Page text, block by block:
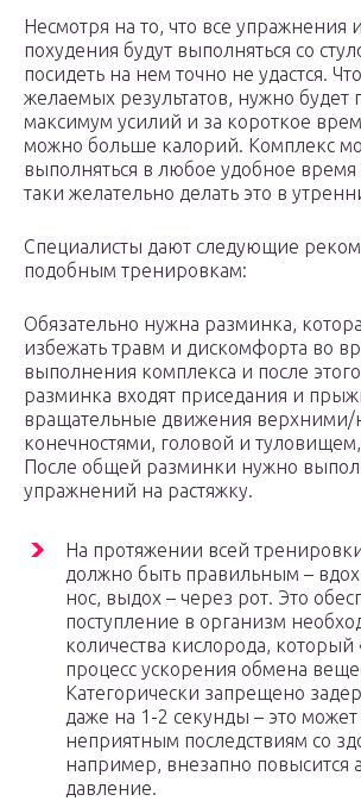
Несмотря на то, что все упражнения
похудения будут выполняться со
посидеть на нем точно не удастся.
желаемых результатов, нужно будет
максимум усилий и за короткое
можно больше калорий. Комплекс
выполняться в любое удобное время
таки желательно делать это в
Специалисты дают следующие
подобным тренировкам:
Обязательно нужна разминка,
избежать травм и дискомфорта во
выполнения комплекса и после
разминка входят приседания и
вращательные движения
конечностями, головой и
После общей разминки нужно
упражнений на растяжку.
На протяжении всей
должно быть правильным – вдох
нос, выдох – через рот. Это
поступление в организм
количества кислорода, который
процесс ускорения обмена
Категорически запрещено
даже на 1-2 секунды – это
неприятным последствиям со
например, внезапно повысится
давление.